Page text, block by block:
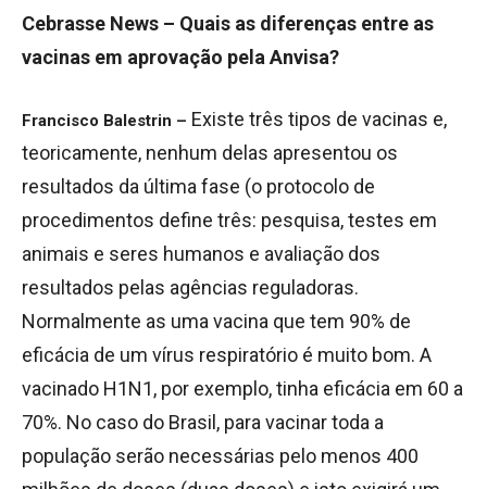
Cebrasse News – Quais as diferenças entre as
vacinas em aprovação pela Anvisa?
Francisco Balestrin – Existe três tipos de vacinas e,
teoricamente, nenhum delas apresentou os
resultados da última fase (o protocolo de
procedimentos define três: pesquisa, testes em
animais e seres humanos e avaliação dos
resultados pelas agências reguladoras.
Normalmente as uma vacina que tem 90% de
eficácia de um vírus respiratório é muito bom. A
vacinado H1N1, por exemplo, tinha eficácia em 60 a
70%. No caso do Brasil, para vacinar toda a
população serão necessárias pelo menos 400